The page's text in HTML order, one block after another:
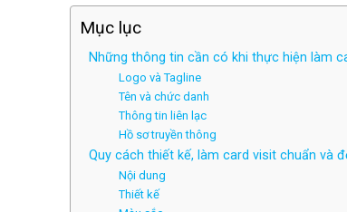
Mục lục
Những thông tin cần có khi thực hiện làm
Logo và Tagline
Tên và chức danh
Thông tin liên lạc
Hồ sơ truyền thông
Quy cách thiết kế, làm card visit chuẩn và
Nội dung
Thiết kế